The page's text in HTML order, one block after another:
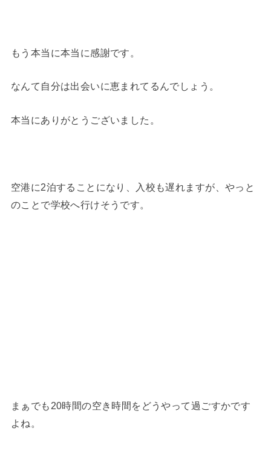
もう本当に本当に感謝です。
なんて自分は出会いに恵まれてるんでしょう。
本当にありがとうございました。
空港に2泊することになり、入校も遅れますが、やっと
のことで学校へ行けそうです。
まぁでも20時間の空き時間をどうやって過ごすかです
よね。